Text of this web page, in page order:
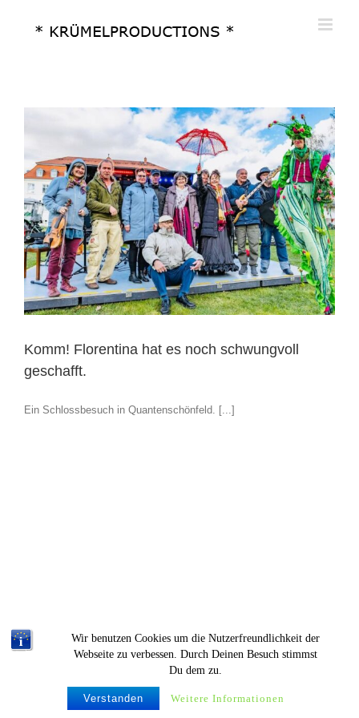
Wir benutzen Cookies um die Nutzerfreundlichkeit der
Webseite zu verbessen. Durch Deinen Besuch stimmst
Du dem zu.
Verstanden Weitere Informationen
Komm! Florentina hat es noch schwungvoll
geschafft.
Ein Schlossbesuch in Quantenschönfeld. [...]
© Krümelproductions |Imperssum & Datenschutz